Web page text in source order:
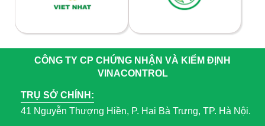
CÔNG TY CP CHỨNG NHẬN VÀ KIỂM ĐỊNH
VINACONTROL
TRỤ SỞ CHÍNH:
41 Nguyễn Thượng Hiền, P. Hai Bà Trưng, TP. Hà Nội.